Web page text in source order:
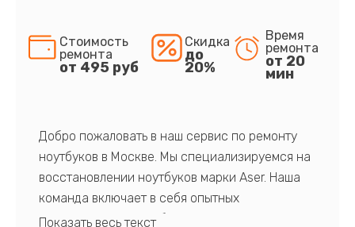
Стоимость
ремонта
от 495 руб
Скидка
до
20%
Время
ремонта
от 20
мин
Добро пожаловать в наш сервис по ремонту
ноутбуков в Москве. Мы специализируемся на
восстановлении ноутбуков марки Aser. Наша
команда включает в себя опытных
профессионалов с обширными знаниями и